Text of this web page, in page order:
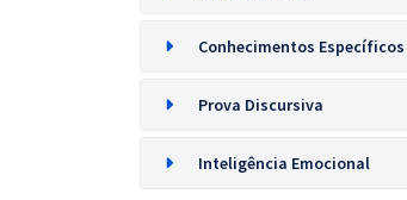
Conhecimentos Específicos
Prova Discursiva
Inteligência Emocional